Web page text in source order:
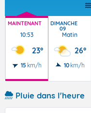
MAINTENANT
10:53
23°
15 km/h
DIMANCHE
09
Matin
26°
10 km/h
Pluie dans l'heure